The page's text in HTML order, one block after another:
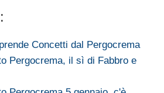
Concetti dal Pergocrema
Pergocrema, il sì di Fabbro e